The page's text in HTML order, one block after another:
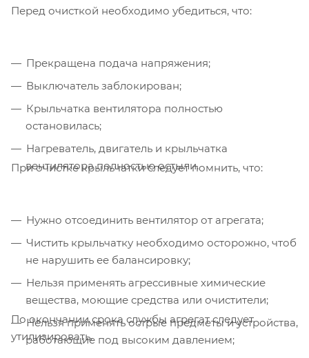
Перед очисткой необходимо убедиться, что:
Прекращена подача напряжения;
Выключатель заблокирован;
Крыльчатка вентилятора полностью
остановилась;
Нагреватель, двигатель и крыльчатка
вентилятора полностью остыли.
При очистке крыльчатки следует помнить, что:
Нужно отсоединить вентилятор от агрегата;
Чистить крыльчатку необходимо осторожно, чтоб
не нарушить ее балансировку;
Нельзя применять агрессивные химические
вещества, моющие средства или очистители;
Нельзя применять острые предметы и устройства,
работающие под высоким давлением;
По окончании срока службы агрегат следует
утилизировать.